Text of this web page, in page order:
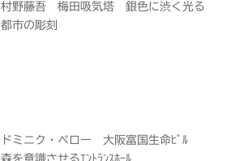
村野藤吾 梅田吸気塔 銀色に渋く光る
都市の彫刻
ドミニク・ペロー 大阪富国生命ﾋﾞﾙ
森を意識させるｴﾝﾄﾗﾝｽﾎｰﾙ